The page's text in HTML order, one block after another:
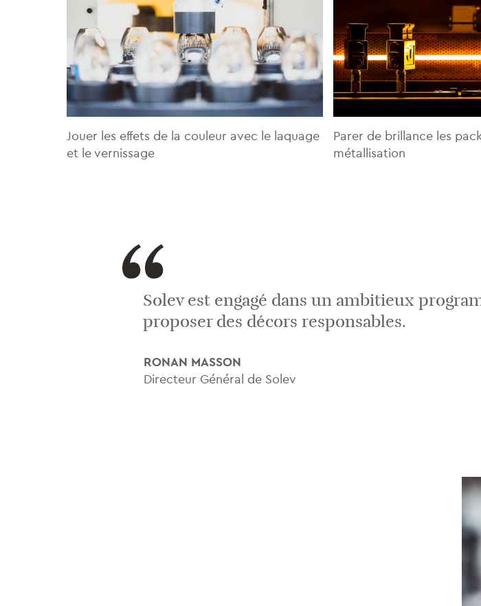
Jouer les effets de la couleur avec le laquage
et le vernissage
Parer de brillance les
métallisation
Solev est engagé dans un ambitieux
proposer des décors responsables.
RONAN MASSON
Directeur Général de Solev